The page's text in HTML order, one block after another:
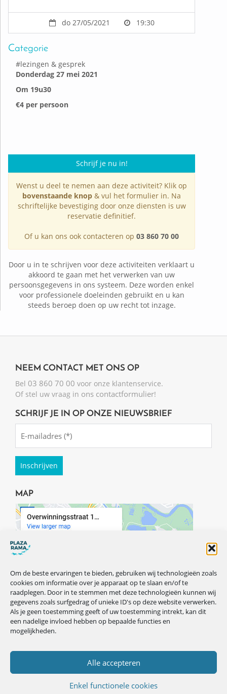
Om de beste ervaringen te bieden, gebruiken wij technologieën zoals
cookies om informatie over je apparaat op te slaan en/of te
raadplegen. Door in te stemmen met deze technologieën kunnen wij
gegevens zoals surfgedrag of unieke ID's op deze website verwerken.
Als je geen toestemming geeft of uw toestemming intrekt, kan dit
een nadelige invloed hebben op bepaalde functies en
mogelijkheden.
Alle accepteren
Enkel functionele cookies
do 27/05/2021 19:30
Categorie
#lezingen & gesprek
Donderdag 27 mei 2021
Om 19u30
€4 per persoon
Schrijf je nu in!
Wenst u deel te nemen aan deze activiteit? Klik op
bovenstaande knop & vul het formulier in. Na
schriftelijke bevestiging door onze diensten is uw
reservatie definitief.
Of u kan ons ook contacteren op 03 860 70 00
Door u in te schrijven voor deze activiteiten verklaart u
akkoord te gaan met het verwerken van uw
persoonsgegevens in ons systeem. Deze worden enkel
voor professionele doeleinden gebruikt en u kan
steeds beroep doen op uw recht tot inzage.
NEEM CONTACT MET ONS OP
Bel 03 860 70 00 voor onze klantenservice.
Of stel uw vraag in ons contactformulier!
SCHRIJF JE IN OP ONZE NIEUWSBRIEF
(Required)
MAP
VOLG ONS OP ONZE SOCIALS
© Copyright 2026 Plazarama.be ·Privacybeleid